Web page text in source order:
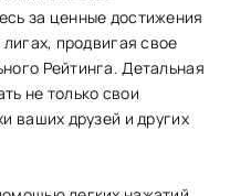
за ценные достижения
продвигая свое
Рейтинга. Детальная
не только свои
ваших друзей и других